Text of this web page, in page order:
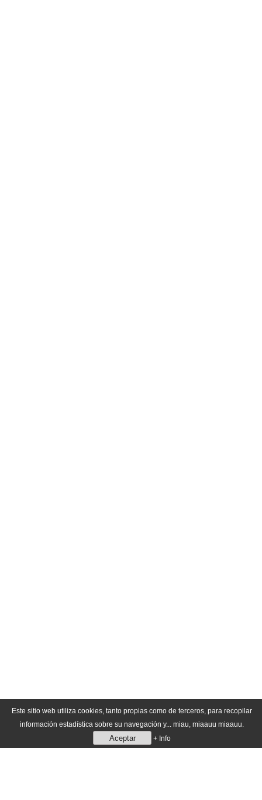
Este sitio web utiliza cookies, tanto propias como de terceros, para recopilar
información estadística sobre su navegación y... miau, miaauu miaauu.
Aceptar + Info